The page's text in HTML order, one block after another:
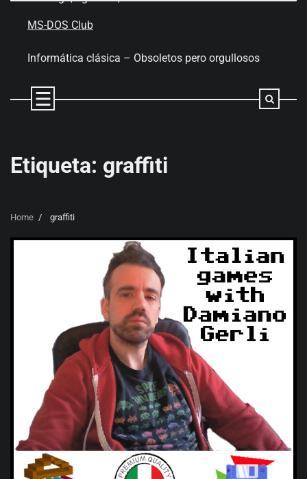
MS-DOS Club
Informática clásica – Obsoletos pero orgullosos
Etiqueta: graffiti
Home graffiti